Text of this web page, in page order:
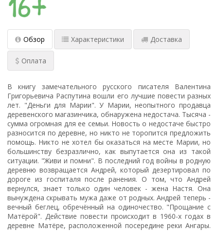
Обзор Характеристики Доставка
Оплата
В книгу замечательного русского писателя Валентина
Григорьевича Распутина вошли его лучшие повести разных
лет. "Деньги для Марии". У Марии, неопытного продавца
деревенского магазинчика, обнаружена недостача. Тысяча -
сумма огромная для ее семьи. Новость о недостаче быстро
разносится по деревне, но никто не торопится предложить
помощь. Никто не хотел бы оказаться на месте Марии, но
большинству безразлично, как выпутается она из такой
ситуации. "Живи и помни". В последний год войны в родную
деревню возвращается Андрей, который дезертировал по
дороге из госпиталя после ранения. О том, что Андрей
вернулся, знает только один человек - жена Настя. Она
вынуждена скрывать мужа даже от родных. Андрей теперь -
вечный беглец, обречённый на одиночество. "Прощание с
Матёрой". Действие повести происходит в 1960-х годах в
деревне Матёре, расположенной посередине реки Ангары.